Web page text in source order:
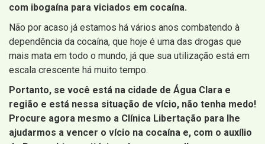
com ibogaína para viciados em cocaína.
Não por acaso já estamos há vários anos combatendo à
dependência da cocaína, que hoje é uma das drogas que
mais mata em todo o mundo, já que sua utilização está em
escala crescente há muito tempo.
Portanto, se você está na cidade de Água Clara e
região e está nessa situação de vício, não tenha medo!
Procure agora mesmo a Clínica Libertação para lhe
ajudarmos a vencer o vício na cocaína e, com o auxílio